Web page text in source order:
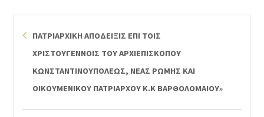
ΠΑΤΡΙΑΡΧΙΚΗ ΑΠΟΔΕΙΞΙΣ ΕΠΙ ΤΟΙΣ
ΧΡΙΣΤΟΥΓΕΝΝΟΙΣ ΤΟΥ ΑΡΧΙΕΠΙΣΚΟΠΟΥ
ΚΩΝΣΤΑΝΤΙΝΟΥΠΟΛΕΩΣ, ΝΕΑΣ ΡΩΜΗΣ ΚΑΙ
ΟΙΚΟΥΜΕΝΙΚΟΥ ΠΑΤΡΙΑΡΧΟΥ Κ.Κ ΒΑΡΘΟΛΟΜΑΙΟΥ»